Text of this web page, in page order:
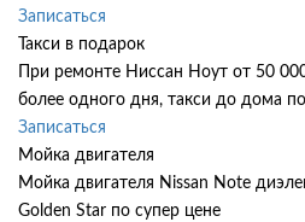
Записаться
Такси в подарок
При ремонте Ниссан Ноут от 50
более одного дня, такси до дома
Записаться
Мойка двигателя
Мойка двигателя Nissan Note
Golden Star по супер цене